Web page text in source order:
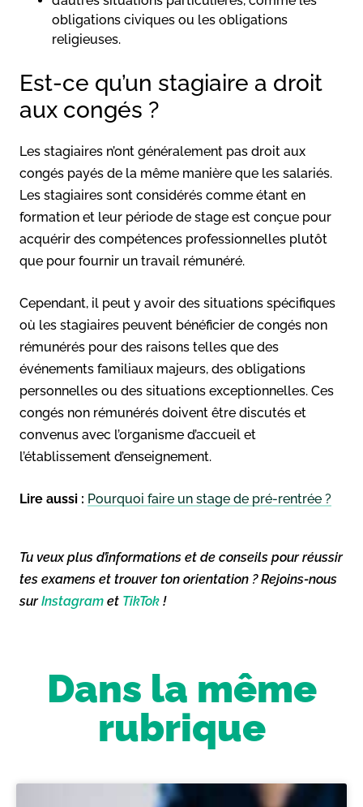
obligations civiques ou les obligations
religieuses.
Est-ce qu’un stagiaire a droit
aux congés ?
Les stagiaires n’ont généralement pas droit aux
congés payés de la même manière que les salariés.
Les stagiaires sont considérés comme étant en
formation et leur période de stage est conçue pour
acquérir des compétences professionnelles plutôt
que pour fournir un travail rémunéré.
Cependant, il peut y avoir des situations spécifiques
où les stagiaires peuvent bénéficier de congés non
rémunérés pour des raisons telles que des
événements familiaux majeurs, des obligations
personnelles ou des situations exceptionnelles. Ces
congés non rémunérés doivent être discutés et
convenus avec l’organisme d’accueil et
l’établissement d’enseignement.
Lire aussi : Pourquoi faire un stage de pré-rentrée ?
Tu veux plus d’informations et de conseils pour réussir
tes examens et trouver ton orientation ? Rejoins-nous
surInstagram et TikTok !
Dans la même
rubrique